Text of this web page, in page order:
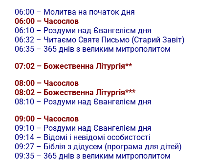
06:00 – Молитва на початок дня
06:00 – Часослов
06:10 – Роздуми над Євангелієм дня
06:32 – Читаємо Святе Письмо (Старий Завіт)
06:35 – 365 днів з великим митрополитом
07:02 – Божественна Літургія**
08:00 – Часослов
08:02 – Божественна Літургія***
08:10 – Роздуми над Євангелієм дня
09:00 – Часослов
09:10 – Роздуми над Євангелієм дня
09:14 – Відомі і невідомі особистості
09:27 – Біблія з дідусем (програма для дітей)
09:35 – 365 днів з великим митрополитом